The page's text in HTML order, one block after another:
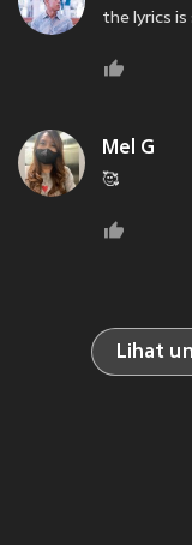
the lyrics
Mel G
🥰
Lihat